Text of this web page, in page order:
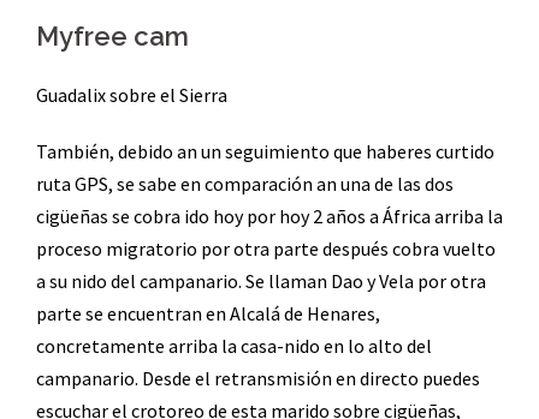
Myfree cam
Guadalix sobre el Sierra
También, debido an un seguimiento que haberes curtido
ruta GPS, se sabe en comparación an una de las dos
cigüeñas se cobra ido hoy por hoy 2 años a África arriba la
proceso migratorio por otra parte después cobra vuelto
a su nido del campanario. Se llaman Dao y Vela por otra
parte se encuentran en Alcalá de Henares,
concretamente arriba la casa-nido en lo alto del
campanario. Desde el retransmisión en directo puedes
escuchar el crotoreo de esta marido sobre cigüeñas,